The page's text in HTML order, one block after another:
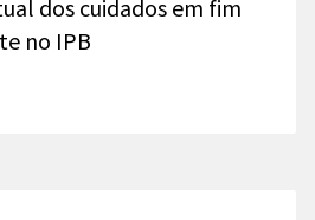
dos cuidados em fim
no IPB